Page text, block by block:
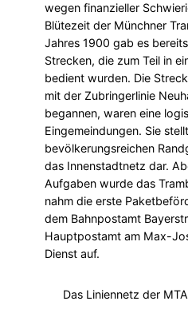
wegen finanzieller
Blütezeit der Münchner
Jahres 1900 gab es
Strecken, die zum Teil in
bedient wurden. Die
mit der Zubringerlinie
begannen, waren eine
Eingemeindungen. Sie
bevölkerungsreichen
das Innenstadtnetz dar.
Aufgaben wurde das
nahm die erste
dem Bahnpostamt
Hauptpostamt am Max-
Dienst auf.
Das Liniennetz der